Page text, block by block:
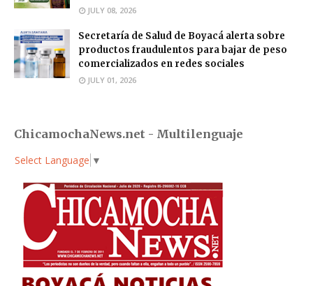
JULY 08, 2026
Secretaría de Salud de Boyacá alerta sobre
productos fraudulentos para bajar de peso
comercializados en redes sociales
JULY 01, 2026
ChicamochaNews.net - Multilenguaje
Select Language ▼